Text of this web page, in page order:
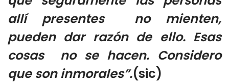
allí presentes no mienten,
pueden dar razón de ello. Esas
cosas no se hacen. Considero
que son inmorales”.(sic)